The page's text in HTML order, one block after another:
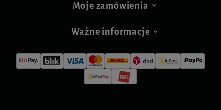
Moje zamówienia
Ważne informacje